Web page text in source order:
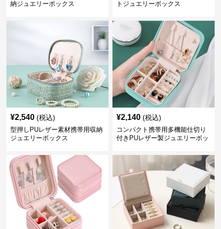
納ジュエリーボックス トジュエリーボックス
¥2,540 (税込)
型押しPUレザー素材携帯用収納
ジュエリーボックス
¥2,140 (税込)
コンパクト携帯用多機能仕切り
付きPUレザー製ジュエリーボッ